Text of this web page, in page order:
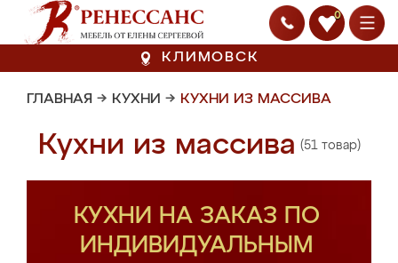
0
КЛИМОВСК
ГЛАВНАЯ → КУХНИ → КУХНИ ИЗ МАССИВА
Кухни из массива (51 товар)
КУХНИ НА ЗАКАЗ ПО
ИНДИВИДУАЛЬНЫМ